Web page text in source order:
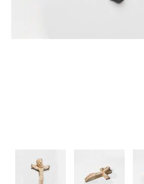
SCÈNES DE LA VIE